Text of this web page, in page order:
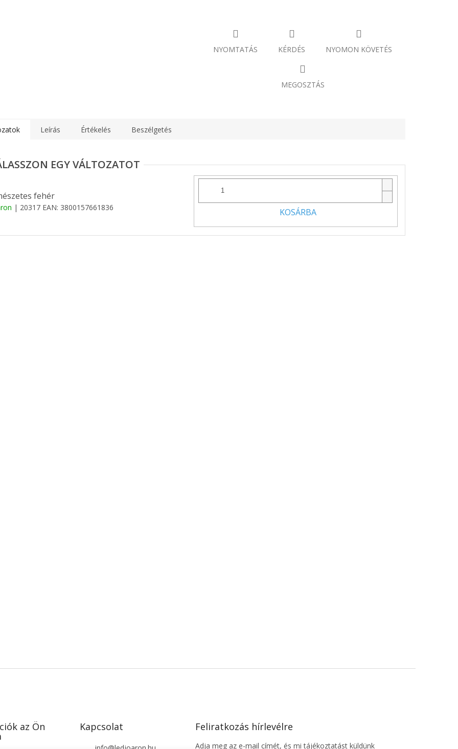
NYOMTATÁS KÉRDÉS NYOMON KÖVETÉS
MEGOSZTÁS
Leírás Értékelés Beszélgetés
fehér
| 20317 EAN: 3800157661836 KOSÁRBA
az Ön Kapcsolat Feliratkozás hírlevélre
Adja meg az e-mail címét, és mi tájékoztatást küldünk